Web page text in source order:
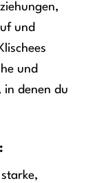
und
und
in denen du